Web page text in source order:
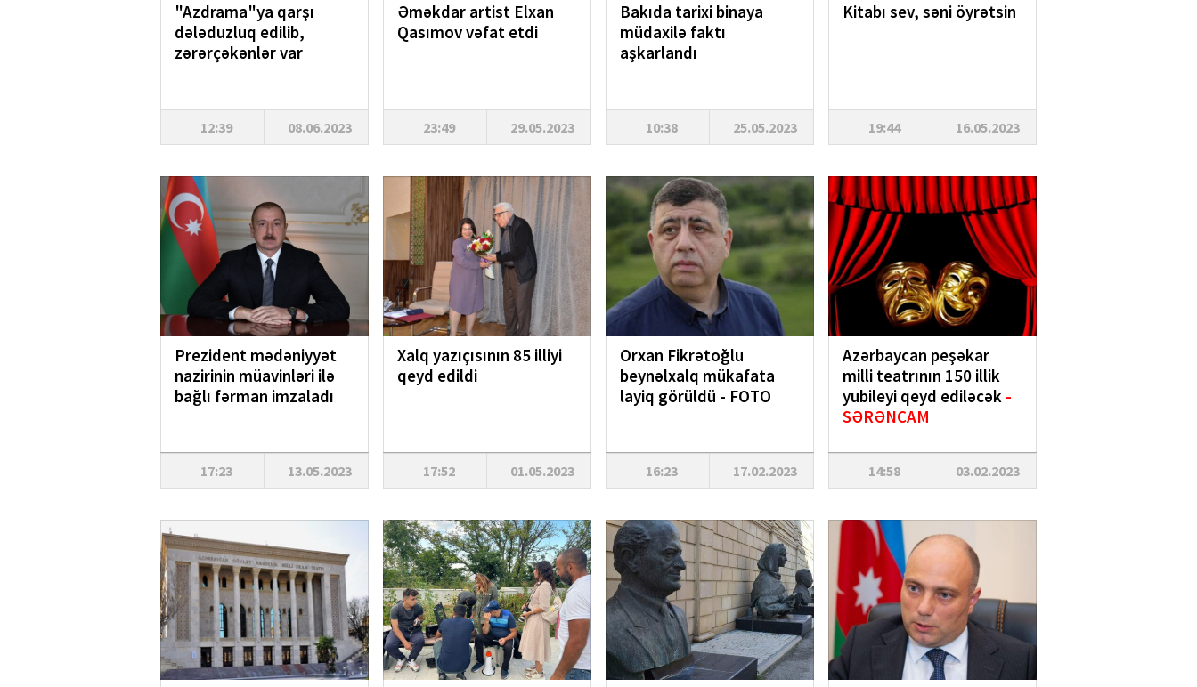
"Azdrama"ya qarşı
dələduzluq edilib,
zərərçəkənlər var
12:39 08.06.2023
Əməkdar artist Elxan
Qasımov vəfat etdi
23:49 29.05.2023
Bakıda tarixi binaya
müdaxilə faktı
aşkarlandı
10:38 25.05.2023
Kitabı sev, səni öyrətsin
19:44 16.05.2023
Prezident mədəniyyət
nazirinin müavinləri ilə
bağlı fərman imzaladı
17:23 13.05.2023
Xalq yazıçısının 85 illiyi
qeyd edildi
17:52 01.05.2023
Orxan Fikrətoğlu
beynəlxalq mükafata
layiq görüldü - FOTO
16:23 17.02.2023
Azərbaycan peşəkar
milli teatrının 150 illik
yubileyi qeyd ediləcək -
SƏRƏNCAM
14:58 03.02.2023